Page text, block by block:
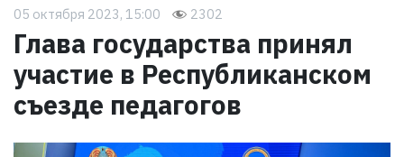
05 октября 2023, 15:00 2302
Глава государства принял
участие в Республиканском
съезде педагогов